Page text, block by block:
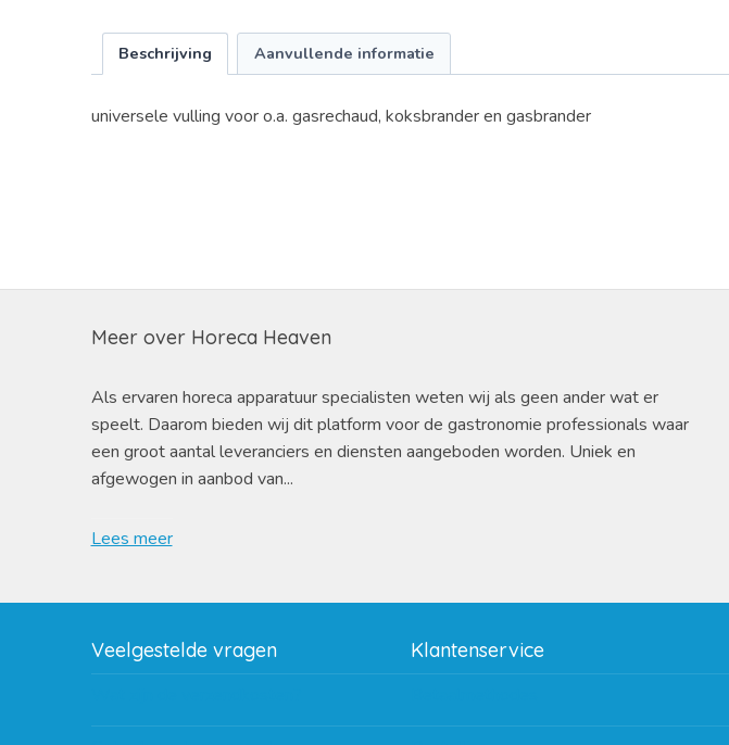
Beschrijving Aanvullende informatie
universele vulling voor o.a. gasrechaud, koksbrander en gasbrander
Meer over Horeca Heaven
Als ervaren horeca apparatuur specialisten weten wij als geen ander wat er
speelt. Daarom bieden wij dit platform voor de gastronomie professionals waar
een groot aantal leveranciers en diensten aangeboden worden. Uniek en
afgewogen in aanbod van...
Lees meer
Veelgestelde vragen Klantenservice